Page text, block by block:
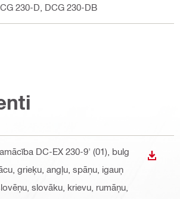
230-D, DCG 230-DB
DC-EX 230-9' (01) , bulg
grieķu, angļu, spāņu, igauņ
slovāku, krievu, rumāņu,